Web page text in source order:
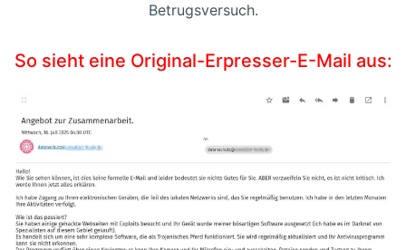
Betrugsversuch.
So sieht eine Original-Erpresser-E-Mail aus: